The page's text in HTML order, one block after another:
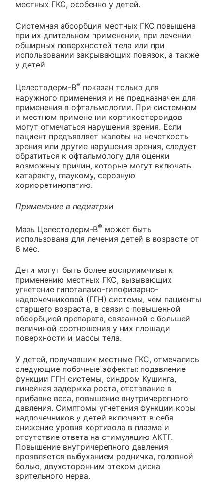
местных ГКС, особенно у детей.
Системная абсорбция местных ГКС повышена
при их длительном применении, при лечении
обширных поверхностей тела или при
использовании закрывающих повязок, а также
у детей.
Целестодерм-В® показан только для
наружного применения и не предназначен для
применения в офтальмологии. При системном
и местном применении кортикостероидов
могут отмечаться нарушения зрения. Если
пациент предъявляет жалобы на нечеткость
зрения или другие нарушения зрения, следует
обратиться к офтальмологу для оценки
возможных причин, которые могут включать
катаракту, глаукому, серозную
хориоретинопатию.
Применение в педиатрии
Мазь Целестодерм-В® может быть
использована для лечения детей в возрасте от
6 мес.
Дети могут быть более восприимчивы к
применению местных ГКС, вызывающих
угнетение гипоталамо-гипофизарно-
надпочечниковой (ГГН) системы, чем пациенты
старшего возраста, в связи с повышенной
абсорбцией препарата, связанной с большей
величиной соотношения у них площади
поверхности и массы тела.
У детей, получавших местные ГКС, отмечались
следующие побочные эффекты: подавление
функции ГГН системы, синдром Кушинга,
линейная задержка роста, отставание в
прибавке веса, повышение внутричерепного
давления. Симптомы угнетения функции коры
надпочечников у детей включают в себя
снижение уровня кортизола в плазме и
отсутствие ответа на стимуляцию АКТГ.
Повышение внутричерепного давления
проявляется выбуханием родничка, головной
болью, двухсторонним отеком диска
зрительного нерва.